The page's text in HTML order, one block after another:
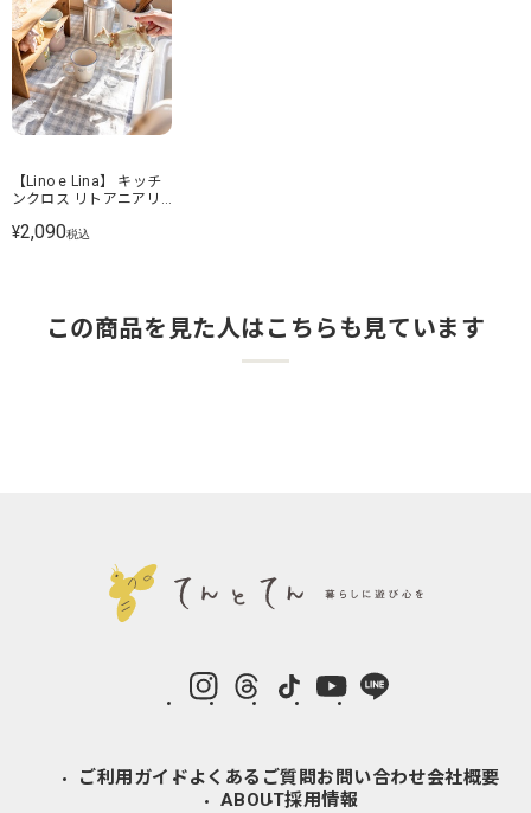
【Lino e Lina】 キッチ
ンクロス リトアニアリ
¥2,090税込
この商品を見た人はこちらも見ています
instagramThreads LINE
ご利用ガイドよくあるご質問 お問い合わせ会社概要
ABOUT採用情報